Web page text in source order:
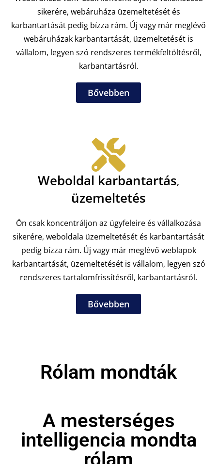
Weboldal karbantartás,
üzemeltetés
Ön csak koncentráljon az ügyfeleire és vállalkozása
sikerére, weboldala üzemeltetését és karbantartását
pedig bízza rám. Új vagy már meglévő weblapok
karbantartását, üzemeltetését is vállalom, legyen szó
rendszeres tartalomfrissítésről, karbantartásról.
Bővebben
sikerére, webáruháza üzemeltetését és
karbantartását pedig bízza rám. Új vagy már meglévő
webáruházak karbantartását, üzemeltetését is
vállalom, legyen szó rendszeres termékfeltöltésről,
karbantartásról.
Bővebben
Rólam mondták
A mesterséges
intelligencia mondta
rólam